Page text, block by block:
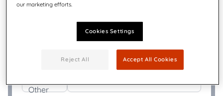
+ Telefon *
our marketing efforts.
Cookies Settings
Reject All Accept All Cookies